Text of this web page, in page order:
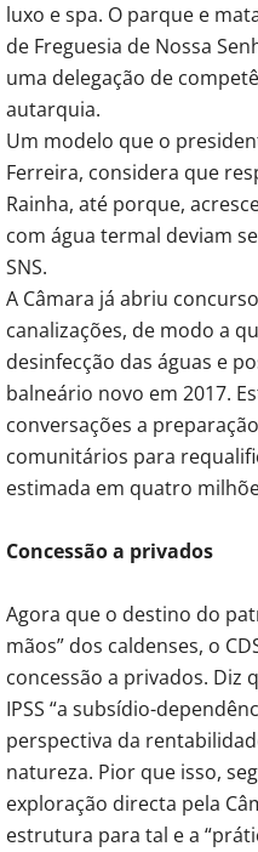
luxo e spa. O parque e
de Freguesia de Nossa
uma delegação de
autarquia.
Um modelo que o
Ferreira, considera que
Rainha, até porque,
com água termal deviam
SNS.
A Câmara já abriu
canalizações, de modo a
desinfecção das águas e
balneário novo em 2017.
conversações a
comunitários para
estimada em quatro
Concessão a privados
Agora que o destino do
mãos” dos caldenses, o
concessão a privados. Diz
IPSS “a subsídio-
perspectiva da
natureza. Pior que isso,
exploração directa pela
estrutura para tal e a